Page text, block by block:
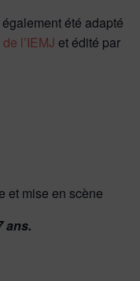
été adapté
l’IEMJ et édité par
et mise en scène
ans.